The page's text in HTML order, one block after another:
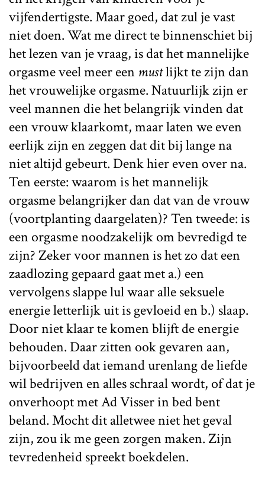
vijfendertigste. Maar goed, dat zul je vast
niet doen. Wat me direct te binnenschiet bij
het lezen van je vraag, is dat het mannelijke
orgasme veel meer een mustlijkt te zijn dan
het vrouwelijke orgasme. Natuurlijk zijn er
veel mannen die het belangrijk vinden dat
een vrouw klaarkomt, maar laten we even
eerlijk zijn en zeggen dat dit bij lange na
niet altijd gebeurt. Denk hier even over na.
Ten eerste: waarom is het mannelijk
orgasme belangrijker dan dat van de vrouw
(voortplanting daargelaten)? Ten tweede: is
een orgasme noodzakelijk om bevredigd te
zijn? Zeker voor mannen is het zo dat een
zaadlozing gepaard gaat met a.) een
vervolgens slappe lul waar alle seksuele
energie letterlijk uit is gevloeid en b.) slaap.
Door niet klaar te komen blijft de energie
behouden. Daar zitten ook gevaren aan,
bijvoorbeeld dat iemand urenlang de liefde
wil bedrijven en alles schraal wordt, of dat je
onverhoopt met Ad Visser in bed bent
beland. Mocht dit alletwee niet het geval
zijn, zou ik me geen zorgen maken. Zijn
tevredenheid spreekt boekdelen.